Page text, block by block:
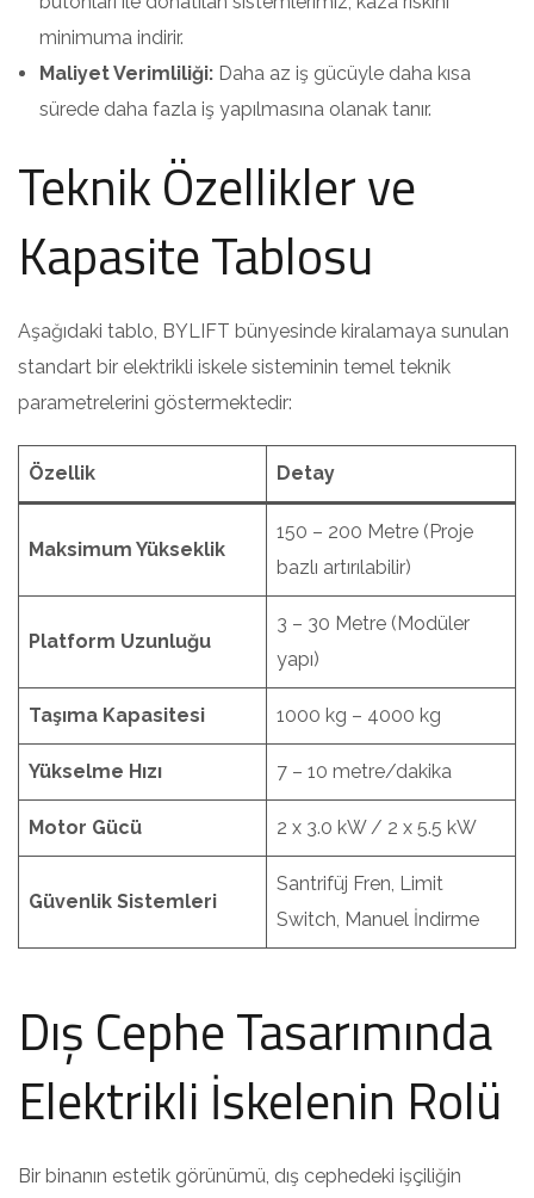
minimuma indirir.
Maliyet Verimliliği: Daha az iş gücüyle daha kısa
sürede daha fazla iş yapılmasına olanak tanır.
Teknik Özellikler ve
Kapasite Tablosu
Aşağıdaki tablo, BYLIFT bünyesinde kiralamaya sunulan
standart bir elektrikli iskele sisteminin temel teknik
parametrelerini göstermektedir:
Özellik Detay
Maksimum Yükseklik
150 – 200 Metre (Proje
bazlı artırılabilir)
Platform Uzunluğu
3 – 30 Metre (Modüler
yapı)
Taşıma Kapasitesi 1000 kg – 4000 kg
Yükselme Hızı 7 – 10 metre/dakika
Motor Gücü 2 x 3.0 kW / 2 x 5.5 kW
Güvenlik Sistemleri
Santrifüj Fren, Limit
Switch, Manuel İndirme
Dış Cephe Tasarımında
Elektrikli İskelenin Rolü
Bir binanın estetik görünümü, dış cephedeki işçiliğin